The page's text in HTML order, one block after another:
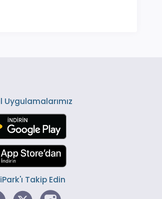
Uygulamalarımız
Takip Edin